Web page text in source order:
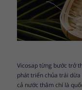
Vicosap từng bước trở
phát triển chủa trái dừa
cả nước thâm chí là